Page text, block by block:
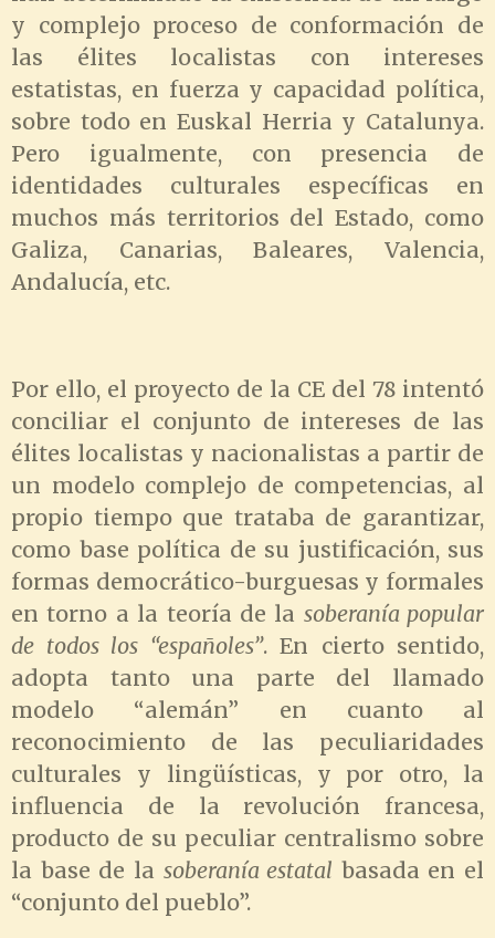
y complejo proceso de conformación de
las élites localistas con intereses
estatistas, en fuerza y capacidad política,
sobre todo en Euskal Herria y Catalunya.
Pero igualmente, con presencia de
identidades culturales específicas en
muchos más territorios del Estado, como
Galiza, Canarias, Baleares, Valencia,
Andalucía, etc.
Por ello, el proyecto de la CE del 78 intentó
conciliar el conjunto de intereses de las
élites localistas y nacionalistas a partir de
un modelo complejo de competencias, al
propio tiempo que trataba de garantizar,
como base política de su justificación, sus
formas democrático-burguesas y formales
en torno a la teoría de la soberanía popular
de todos los “españoles”. En cierto sentido,
adopta tanto una parte del llamado
modelo “alemán” en cuanto al
reconocimiento de las peculiaridades
culturales y lingüísticas, y por otro, la
influencia de la revolución francesa,
producto de su peculiar centralismo sobre
la base de la soberanía estatal basada en el
“conjunto del pueblo”.